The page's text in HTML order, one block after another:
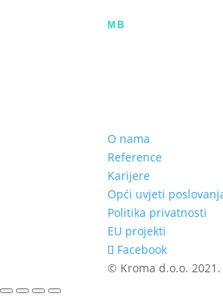
MB
O nama
Reference
Karijere
Opći uvjeti
Politika privatnosti
EU projekti
Facebook
© Kroma d.o.o.